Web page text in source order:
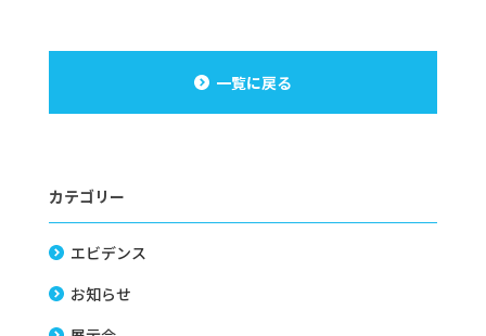
一覧に戻る
カテゴリー
エビデンス
お知らせ